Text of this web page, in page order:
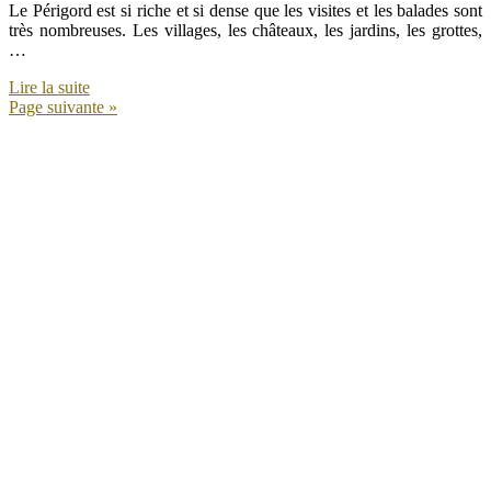
Le Périgord est si riche et si dense que les visites et les balades sont
très nombreuses. Les villages, les châteaux, les jardins, les grottes,
…
Lire la suite
Page suivante »